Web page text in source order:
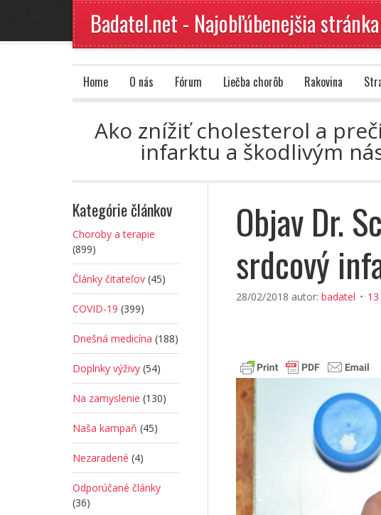
Badatel.net - Najobľúbenejšia
Home O nás Fórum Liečba chorôb Rakovina
Ako znížiť cholesterol a
infarktu a škodlivým
Objav Dr.
srdcový
28/02/2018 autor: badatel
Kategórie článkov
Choroby a terapie
(899)
Články čitateľov (45)
COVID-19 (399)
Dnešná medicína (188)
Doplnky výživy (54)
Na zamyslenie (130)
Naša kampaň (45)
Nezaradené (4)
Odporúčané články
(36)